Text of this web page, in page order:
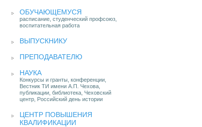
ОБУЧАЮЩЕМУСЯ
расписание, студенческий профсоюз,
воспитательная работа
ВЫПУСКНИКУ
ПРЕПОДАВАТЕЛЮ
НАУКА
Конкурсы и гранты, конференции,
Вестник ТИ имени А.П. Чехова,
публикации, библиотека, Чеховский
центр, Российский день истории
ЦЕНТР ПОВЫШЕНИЯ
КВАЛИФИКАЦИИ